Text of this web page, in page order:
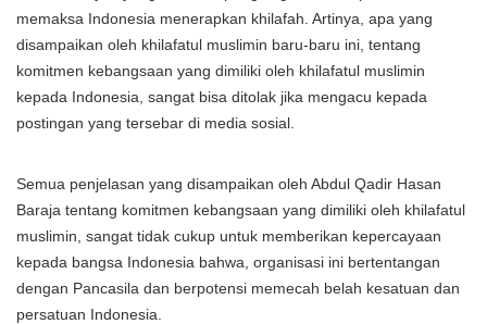
memaksa Indonesia menerapkan khilafah. Artinya, apa yang
disampaikan oleh khilafatul muslimin baru-baru ini, tentang
komitmen kebangsaan yang dimiliki oleh khilafatul muslimin
kepada Indonesia, sangat bisa ditolak jika mengacu kepada
postingan yang tersebar di media sosial.
Semua penjelasan yang disampaikan oleh Abdul Qadir Hasan
Baraja tentang komitmen kebangsaan yang dimiliki oleh khilafatul
muslimin, sangat tidak cukup untuk memberikan kepercayaan
kepada bangsa Indonesia bahwa, organisasi ini bertentangan
dengan Pancasila dan berpotensi memecah belah kesatuan dan
persatuan Indonesia.